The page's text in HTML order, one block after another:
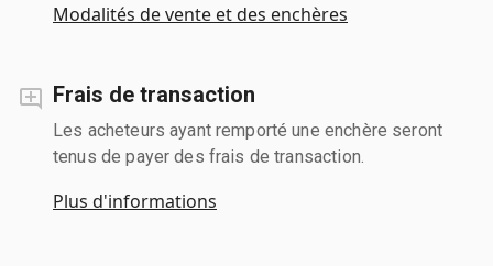
Modalités de vente et des enchères
Frais de transaction
Les acheteurs ayant remporté une enchère seront
tenus de payer des frais de transaction.
Plus d'informations